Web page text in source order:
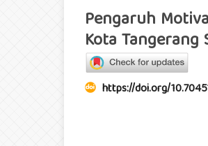
Pengaruh
Kota Tangerang
https://doi.org/